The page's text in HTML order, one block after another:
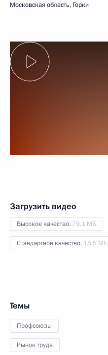
Московская область, Горки
Загрузить видео
Высокое качество, 79.1 МБ
Стандартное качество, 18.5 МБ
Темы
Профсоюзы
Рынок труда